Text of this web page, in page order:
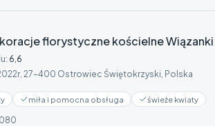
florystyczne kościelne Wiązanki
: 6,6
27-400 Ostrowiec Świętokrzyski, Polska
miła i pomocna obsługa świeże kwiaty